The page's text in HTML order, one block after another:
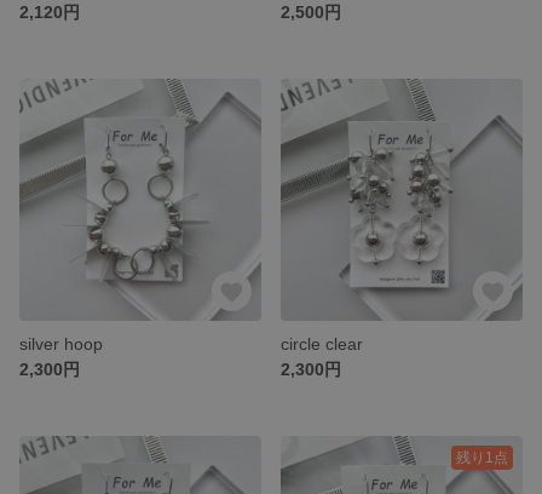
2,120円
2,500円
silver hoop
2,300円
circle clear
2,300円
残り1点